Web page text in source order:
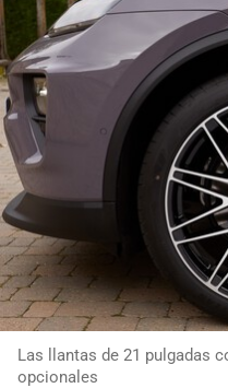
Las llantas de 21 pulgadas
opcionales